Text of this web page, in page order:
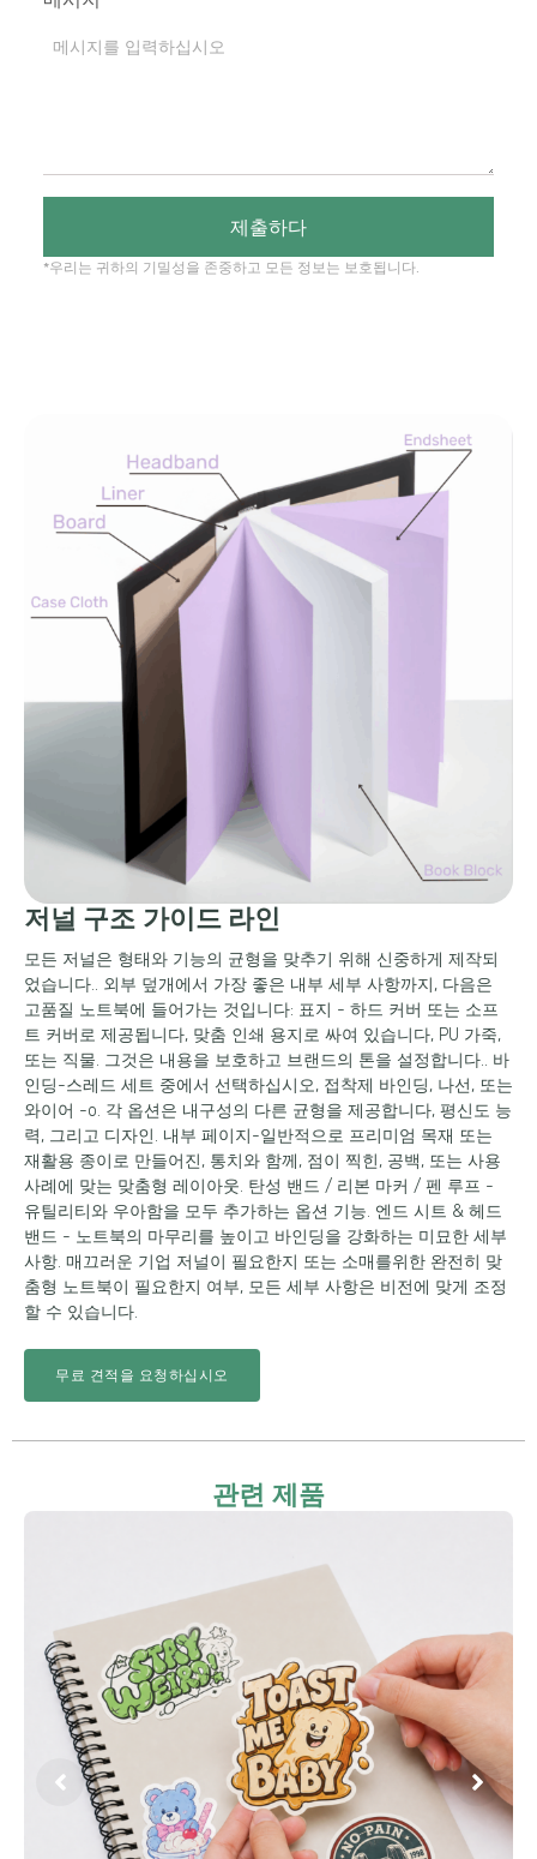
제출하다
*우리는 귀하의 기밀성을 존중하고 모든 정보는 보호됩니다.
저널 구조 가이드 라인
모든 저널은 형태와 기능의 균형을 맞추기 위해 신중하게 제작되
었습니다.. 외부 덮개에서 가장 좋은 내부 세부 사항까지, 다음은
고품질 노트북에 들어가는 것입니다: 표지 - 하드 커버 또는 소프
트 커버로 제공됩니다, 맞춤 인쇄 용지로 싸여 있습니다, PU 가죽,
또는 직물. 그것은 내용을 보호하고 브랜드의 톤을 설정합니다.. 바
인딩-스레드 세트 중에서 선택하십시오, 접착제 바인딩, 나선, 또는
와이어 -o. 각 옵션은 내구성의 다른 균형을 제공합니다, 평신도 능
력, 그리고 디자인. 내부 페이지-일반적으로 프리미엄 목재 또는
재활용 종이로 만들어진, 통치와 함께, 점이 찍힌, 공백, 또는 사용
사례에 맞는 맞춤형 레이아웃. 탄성 밴드 / 리본 마커 / 펜 루프 -
유틸리티와 우아함을 모두 추가하는 옵션 기능. 엔드 시트 & 헤드
밴드 - 노트북의 마무리를 높이고 바인딩을 강화하는 미묘한 세부
사항. 매끄러운 기업 저널이 필요한지 또는 소매를위한 완전히 맞
춤형 노트북이 필요한지 여부, 모든 세부 사항은 비전에 맞게 조정
할 수 있습니다.
무료 견적을 요청하십시오
관련 제품